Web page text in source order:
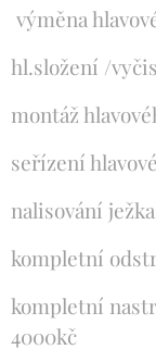
výměna
hl.složení /
montáž
seřízení
nalisování
kompletní
kompletní
4000kč